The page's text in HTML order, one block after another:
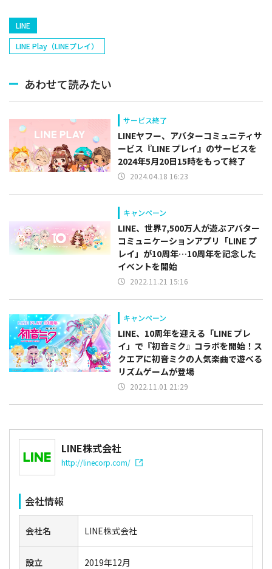
LINE
LINE Play（LINEプレイ）
あわせて読みたい
サービス終了
LINEヤフー、アバターコミュニティサ
ービス『LINE プレイ』のサービスを
2024年5月20日15時をもって終了
2024.04.18 16:23
キャンペーン
LINE、世界7,500万人が遊ぶアバター
コミュニケーションアプリ「LINE プ
レイ」が10周年…10周年を記念した
イベントを開始
2022.11.21 15:16
キャンペーン
LINE、10周年を迎える「LINE プレ
イ」で『初音ミク』コラボを開始！ス
クエアに初音ミクの人気楽曲で遊べる
リズムゲームが登場
2022.11.01 21:29
LINE株式会社
http://linecorp.com/
会社情報
会社名 LINE株式会社
設立 2019年12月